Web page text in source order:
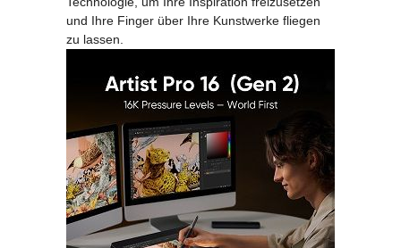
und Ihre Finger über Ihre Kunstwerke fliegen
zu lassen.